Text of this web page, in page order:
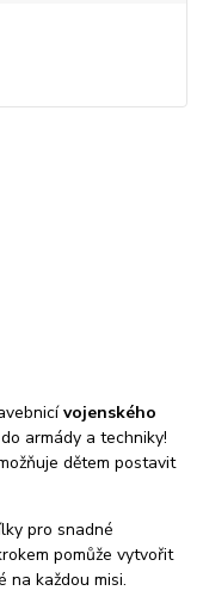
vojenského
armády a techniky!
dětem postavit
pro snadné
pomůže vytvořit
na každou misi.